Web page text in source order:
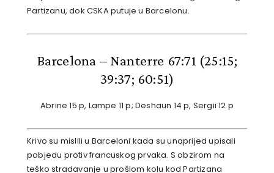
Partizanu, dok CSKA putuje u Barcelonu.
Barcelona – Nanterre 67:71 (25:15;
39:37; 60:51)
Abrine 15 p, Lampe 11 p; Deshaun 14 p, Sergii 12 p
Krivo su mislili u Barceloni kada su unaprijed upisali
pobjedu protiv francuskog prvaka. S obzirom na
teško stradavanje u prošlom kolu kod Partizana